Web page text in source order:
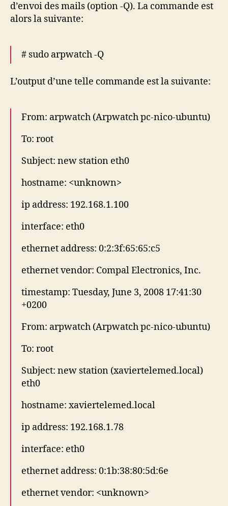
d’envoi des mails (option -Q). La commande est
alors la suivante:
# sudo arpwatch -Q
L’output d’une telle commande est la suivante:
From: arpwatch (Arpwatch pc-nico-ubuntu)
To: root
Subject: new station eth0
hostname: <unknown>
ip address: 192.168.1.100
interface: eth0
ethernet address: 0:2:3f:65:65:c5
ethernet vendor: Compal Electronics, Inc.
timestamp: Tuesday, June 3, 2008 17:41:30
+0200
From: arpwatch (Arpwatch pc-nico-ubuntu)
To: root
Subject: new station (xaviertelemed.local)
eth0
hostname: xaviertelemed.local
ip address: 192.168.1.78
interface: eth0
ethernet address: 0:1b:38:80:5d:6e
ethernet vendor: <unknown>